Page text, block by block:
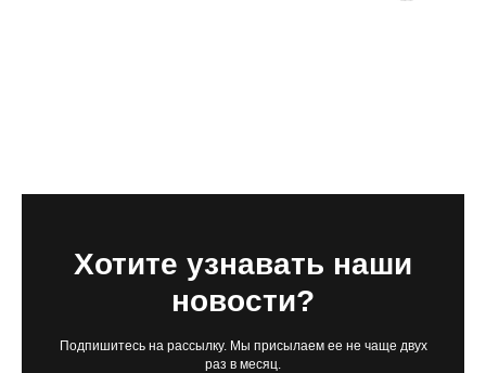
Хотите узнавать наши
новости?
Подпишитесь на рассылку. Мы присылаем ее не чаще двух
раз в месяц.